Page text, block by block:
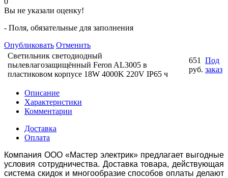
Вы не указали оценку!
- Поля, обязательные для заполнения
Опубликовать Отменить
Светильник светодиодный
пылевлагозащищённый Feron AL3005 в
пластиковом корпусе 18W 4000K 220V IP65 ч
651
руб.
Под
заказ
Описание
Характеристики
Комментарии
Доставка
Оплата
Компания ООО «Мастер электрик» предлагает выгодные
условия сотрудничества. Доставка товара, действующая
система скидок и многообразие способов оплаты делают